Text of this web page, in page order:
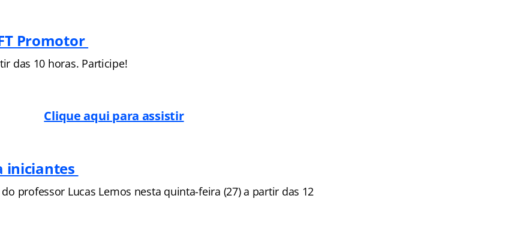
Promotor
das 10 horas. Participe!
Clique aqui para assistir
iniciantes
professor Lucas Lemos nesta quinta-feira (27) a partir das 12